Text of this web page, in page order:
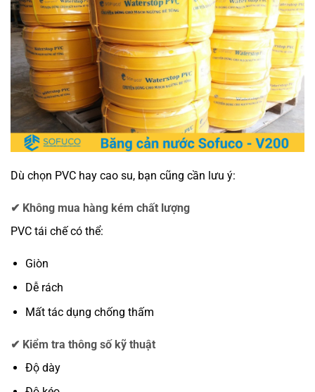
Dù chọn PVC hay cao su, bạn cũng cần lưu ý:
✔ Không mua hàng kém chất lượng
PVC tái chế có thể:
Giòn
Dễ rách
Mất tác dụng chống thấm
✔ Kiểm tra thông số kỹ thuật
Độ dày